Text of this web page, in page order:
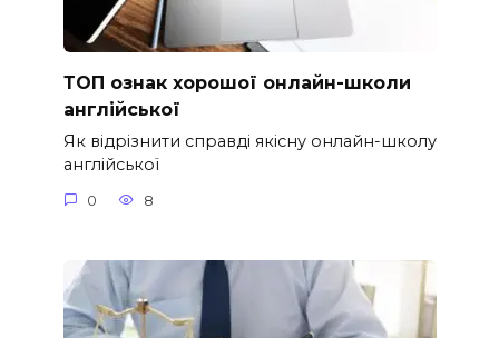
ТОП ознак хорошої онлайн-школи
англійської
Як відрізнити справді якісну онлайн-школу
англійської
0 8